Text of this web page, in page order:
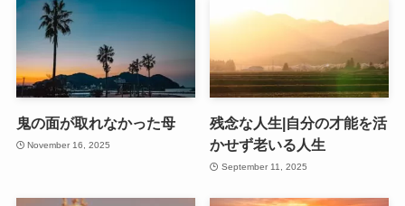
鬼の面が取れなかった母
November 16, 2025
残念な人生|自分の才能を活
かせず老いる人生
September 11, 2025